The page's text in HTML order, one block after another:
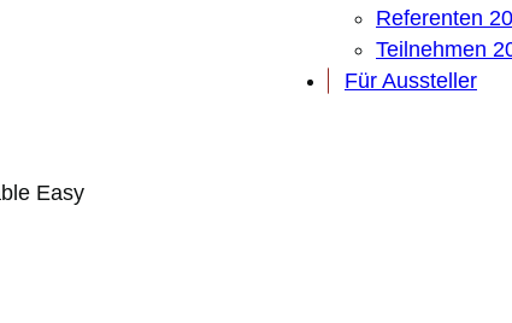
Referenten
Teilnehmen
Für Aussteller
Easy